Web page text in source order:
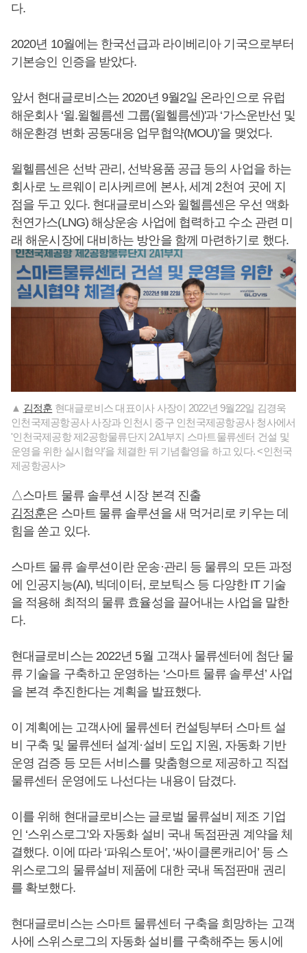
다.
2020년 10월에는 한국선급과 라이베리아 기국으로부터
기본승인 인증을 받았다.
앞서 현대글로비스는 2020년 9월2일 온라인으로 유럽
해운회사 ‘윌.윌헬름센 그룹(윌헬름센)'과 ‘가스운반선 및
해운환경 변화 공동대응 업무협약(MOU)’을 맺었다.
윌헬름센은 선박 관리, 선박용품 공급 등의 사업을 하는
회사로 노르웨이 리사케르에 본사, 세계 2천여 곳에 지
점을 두고 있다. 현대글로비스와 윌헬름센은 우선 액화
천연가스(LNG) 해상운송 사업에 협력하고 수소 관련 미
래 해운시장에 대비하는 방안을 함께 마련하기로 했다.
▲ 김정훈 현대글로비스 대표이사 사장이 2022년 9월22일 김경욱
인천국제공항공사 사장과 인천시 중구 인천국제공항공사 청사에서
'인천국제공항 제2공항물류단지 2A1부지 스마트물류센터 건설 및
운영을 위한 실시협약'을 체결한 뒤 기념촬영을 하고 있다. <인천국
제공항공사>
△스마트 물류 솔루션 시장 본격 진출
김정훈은 스마트 물류 솔루션을 새 먹거리로 키우는 데
힘을 쏟고 있다.
스마트 물류 솔루션이란 운송·관리 등 물류의 모든 과정
에 인공지능(AI), 빅데이터, 로보틱스 등 다양한 IT 기술
을 적용해 최적의 물류 효율성을 끌어내는 사업을 말한
다.
현대글로비스는 2022년 5월 고객사 물류센터에 첨단 물
류 기술을 구축하고 운영하는 ‘스마트 물류 솔루션’ 사업
을 본격 추진한다는 계획을 발표했다.
이 계획에는 고객사에 물류센터 컨설팅부터 스마트 설
비 구축 및 물류센터 설계·설비 도입 지원, 자동화 기반
운영 검증 등 모든 서비스를 맞춤형으로 제공하고 직접
물류센터 운영에도 나선다는 내용이 담겼다.
이를 위해 현대글로비스는 글로벌 물류설비 제조 기업
인 ‘스위스로그’와 자동화 설비 국내 독점판권 계약을 체
결했다. 이에 따라 ‘파워스토어’, ‘싸이클론캐리어’ 등 스
위스로그의 물류설비 제품에 대한 국내 독점판매 권리
를 확보했다.
현대글로비스는 스마트 물류센터 구축을 희망하는 고객
사에 스위스로그의 자동화 설비를 구축해주는 동시에